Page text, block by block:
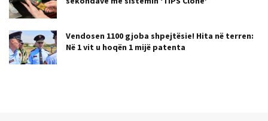
Vendosen 1100 gjoba shpejtësie! Hita në terren:
Në 1 vit u hoqën 1 mijë patenta